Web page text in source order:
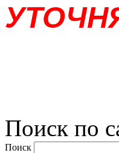
Поиск по
Поиск